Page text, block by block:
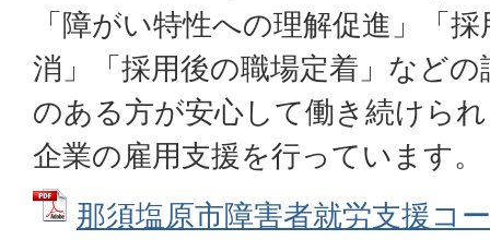
「障がい特性への理解促進」「
消」「採用後の職場定着」など
のある方が安心して働き続けら
企業の雇用支援を行っています。
那須塩原市障害者就労支援コ